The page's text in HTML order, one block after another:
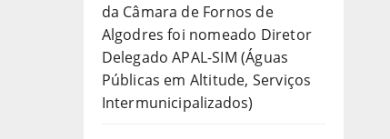
da Câmara de Fornos de
Algodres foi nomeado Diretor
Delegado APAL-SIM (Águas
Públicas em Altitude, Serviços
Intermunicipalizados)